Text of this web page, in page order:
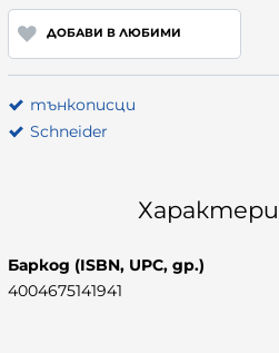
ДОБАВИ В ЛЮБИМИ
тънкописци
Schneider
Баркод (ISBN, UPC, др.)
4004675141941